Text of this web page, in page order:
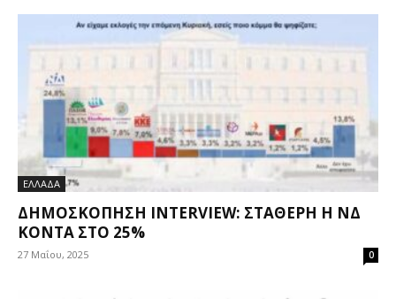
ΕΛΛΑΔΑ
ΔΗΜΟΣΚΌΠΗΣΗ INTERVIEW: ΣΤΑΘΕΡΉ Η ΝΔ
ΚΟΝΤΆ ΣΤΟ 25%
27 Μαΐου, 2025 0